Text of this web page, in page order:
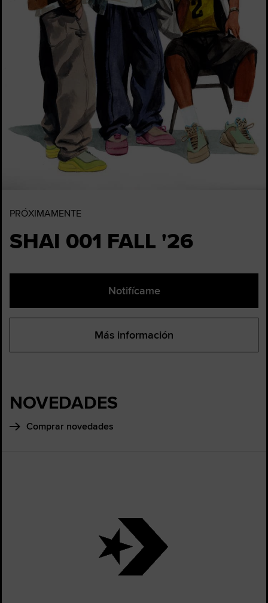
PRÓXIMAMENTE
SHAI 001 FALL '26
Notifícame
Más información
NOVEDADES
Comprar novedades